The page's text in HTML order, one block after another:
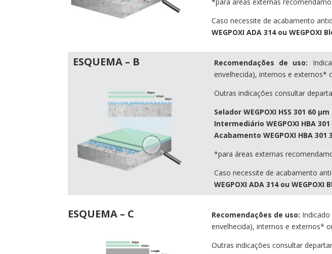
Caso necessite de acabamento
WEGPOXIADA 314 ou WEGPOXI
ESQUEMA – B Recomendações de uso:
envelhecida), internos e externos*
Outras indicações consultar
Selador WEGPOXI HSS 301 60 µm
Intermediário WEGPOXI HBA
Acabamento WEGPOXI HBA 301
*para áreas externas
Caso necessite de acabamento
WEGPOXI ADA 314 ou WEGPOXI
ESQUEMA – C Recomendações de uso:
envelhecida), internos e externos*
Outras indicações consultar